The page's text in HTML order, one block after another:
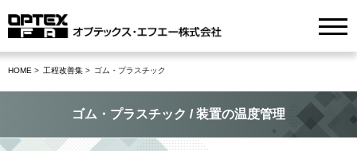
HOME 工程改善集 ゴム・プラスチック
ゴム・プラスチック / 装置の温度管理